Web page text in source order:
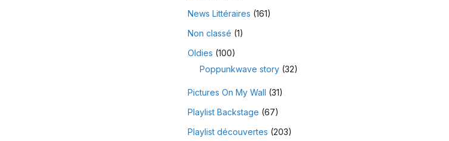
News Littéraires (161)
Non classé (1)
Oldies (100)
Poppunkwave story(32)
Pictures On My Wall (31)
Playlist Backstage (67)
Playlist découvertes (203)